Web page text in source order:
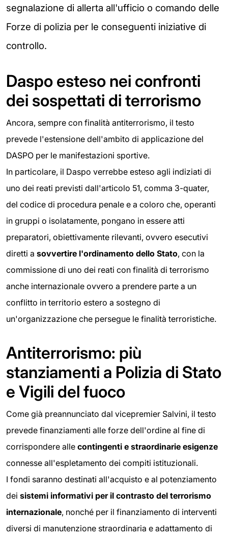
segnalazione di allerta all'ufficio o comando delle
Forze di polizia per le conseguenti iniziative di
controllo.
Daspo esteso nei confronti
dei sospettati di terrorismo
Ancora, sempre con finalità antiterrorismo, il testo
prevede l'estensione dell'ambito di applicazione del
DASPO per le manifestazioni sportive.
In particolare, il Daspo verrebbe esteso agli indiziati di
uno dei reati previsti dall'articolo 51, comma 3-quater,
del codice di procedura penale e a coloro che, operanti
in gruppi o isolatamente, pongano in essere atti
preparatori, obiettivamente rilevanti, ovvero esecutivi
diretti a sovvertire l'ordinamento dello Stato, con la
commissione di uno dei reati con finalità di terrorismo
anche internazionale ovvero a prendere parte a un
conflitto in territorio estero a sostegno di
un'organizzazione che persegue le finalità terroristiche.
Antiterrorismo: più
stanziamenti a Polizia di Stato
e Vigili del fuoco
Come già preannunciato dal vicepremier Salvini, il testo
prevede finanziamenti alle forze dell'ordine al fine di
corrispondere alle contingenti e straordinarie esigenze
connesse all'espletamento dei compiti istituzionali.
I fondi saranno destinati all'acquisto e al potenziamento
dei sistemi informativi per il contrasto del terrorismo
internazionale, nonché per il finanziamento di interventi
diversi di manutenzione straordinaria e adattamento di